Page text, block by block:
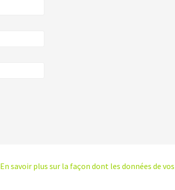
En savoir plus sur la façon dont les données de vos